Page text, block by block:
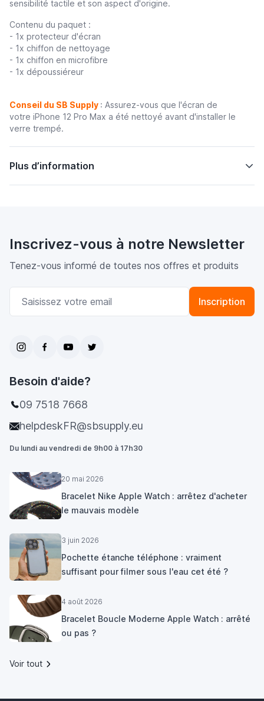
sensibilité tactile et son aspect d'origine.
Contenu du paquet :
- 1x protecteur d'écran
- 1x chiffon de nettoyage
- 1x chiffon en microfibre
- 1x dépoussiéreur
Conseil du SB Supply : Assurez-vous que l'écran de
votre iPhone 12 Pro Max a été nettoyé avant d'installer le
verre trempé.
Plus d’information
Inscrivez-vous à notre Newsletter
Tenez-vous informé de toutes nos offres et produits
Adresse email
Inscription
Besoin d'aide?
09 7518 7668
helpdeskFR@sbsupply.eu
Du lundi au vendredi de 9h00 à 17h30
20 mai 2026
Bracelet Nike Apple Watch : arrêtez d'acheter
le mauvais modèle
3 juin 2026
Pochette étanche téléphone : vraiment
suffisant pour filmer sous l'eau cet été ?
4 août 2026
Bracelet Boucle Moderne Apple Watch : arrêté
ou pas ?
Voir tout